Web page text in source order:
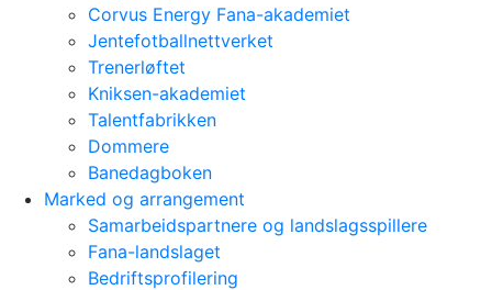
Corvus Energy Fana-akademiet
Jentefotballnettverket
Trenerløftet
Kniksen-akademiet
Talentfabrikken
Dommere
Banedagboken
Marked og arrangement
Samarbeidspartnere og landslagsspillere
Fana-landslaget
Bedriftsprofilering